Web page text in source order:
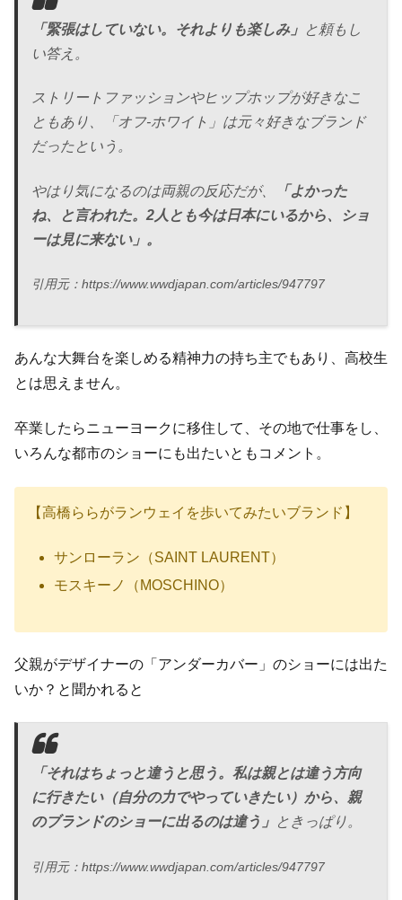
「緊張はしていない。それよりも楽しみ」 と頼もし
い答え。
ストリートファッションやヒップホップが好きなこ
ともあり、「オフ-ホワイト」は元々好きなブランド
だったという。
やはり気になるのは両親の反応だが、
「よかった
ね、と言われた。2人とも今は日本にいるから、ショ
ーは見に来ない」。
引用元：https://www.wwdjapan.com/articles/947797
あんな大舞台を楽しめる精神力の持ち主でもあり、高校生
とは思えません。
卒業したらニューヨークに移住して、その地で仕事をし、
いろんな都市のショーにも出たいともコメント。
【高橋ららがランウェイを歩いてみたいブランド】
サンローラン（SAINT LAURENT）
モスキーノ（MOSCHINO）
父親がデザイナーの「アンダーカバー」のショーには出た
いか？と聞かれると
「それはちょっと違うと思う。私は親とは違う方向
に行きたい（自分の力でやっていきたい）から、親
のブランドのショーに出るのは違う」 ときっぱり。
引用元：https://www.wwdjapan.com/articles/947797